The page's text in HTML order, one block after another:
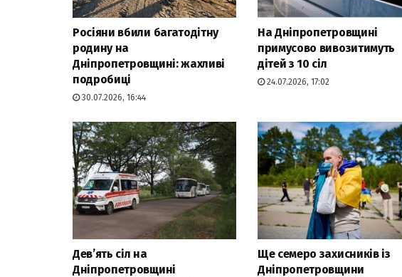
Росіяни вбили багатодітну
родину на
Дніпропетровщині: жахливі
подробиці
30.07.2026, 16:44
На Дніпропетровщині
примусово вивозитимуть
дітей з 10 сіл
24.07.2026, 17:02
Дев’ять сіл на
Дніпропетровщині
Ще семеро захисників із
Дніпропетровщини